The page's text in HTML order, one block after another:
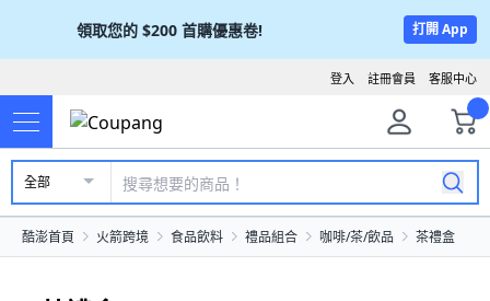
領取您的 $200 首購優惠卷! 打開 App
客服中心
註冊會員
登入
全部
酷澎首頁 火箭跨境 食品飲料 禮品組合 咖啡/茶/飲品 茶禮盒